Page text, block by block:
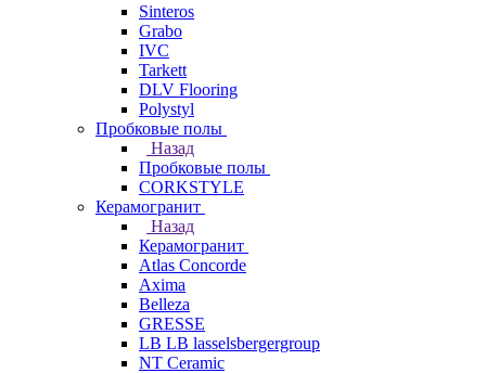
Sinteros
Grabo
IVC
Tarkett
DLV Flooring
Polystyl
Пробковые полы
Назад
Пробковые полы
CORKSTYLE
Керамогранит
Назад
Керамогранит
Atlas Concorde
Axima
Belleza
GRESSE
LB LB lasselsbergergroup
NT Ceramic